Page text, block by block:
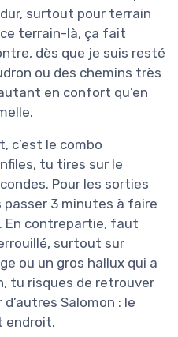
dur, surtout pour terrain
ce terrain-là, ça fait
dès que je suis resté
ou des chemins très
en confort qu’en
c’est le combo
tu tires sur le
Pour les sorties
3 minutes à faire
En contrepartie, faut
surtout sur
ou un gros hallux qui a
tu risques de retrouver
Salomon : le
endroit.